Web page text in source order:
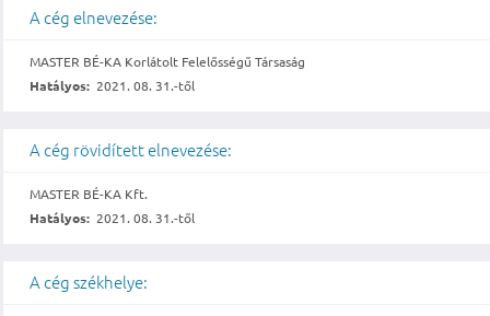
A cég elnevezése:
MASTER BÉ-KA Korlátolt Felelősségű Társaság
Hatályos: 2021. 08. 31.-től
A cég rövidített elnevezése:
MASTER BÉ-KA Kft.
Hatályos: 2021. 08. 31.-től
A cég székhelye: